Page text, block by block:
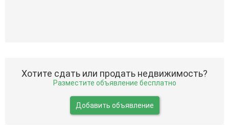
Хотите сдать или продать недвижимость?
Разместите объявление бесплатно
Добавить объявление